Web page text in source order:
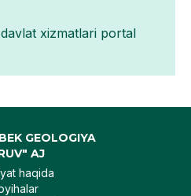
xizmatlari portal
GEOLOGIYA
AJ
haqida